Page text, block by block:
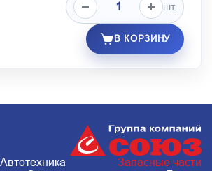
шт.
В КОРЗИНУ
Автотехника
Запасные части